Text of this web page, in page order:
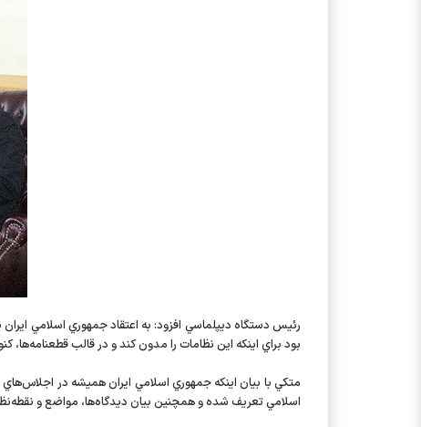
رئيس دستگاه ديپلماسي افزود: به اعتقاد جمهوري اسلامي
بود براي اينكه اين نظامات را مدون كند و در قالب قطعنامه‌ها،
متكي با بيان اينكه جمهوري اسلامي ايران هميشه در
اسلامي تعريف شده و همچنين بيان ديدگاه‌ها، ‌مواضع و